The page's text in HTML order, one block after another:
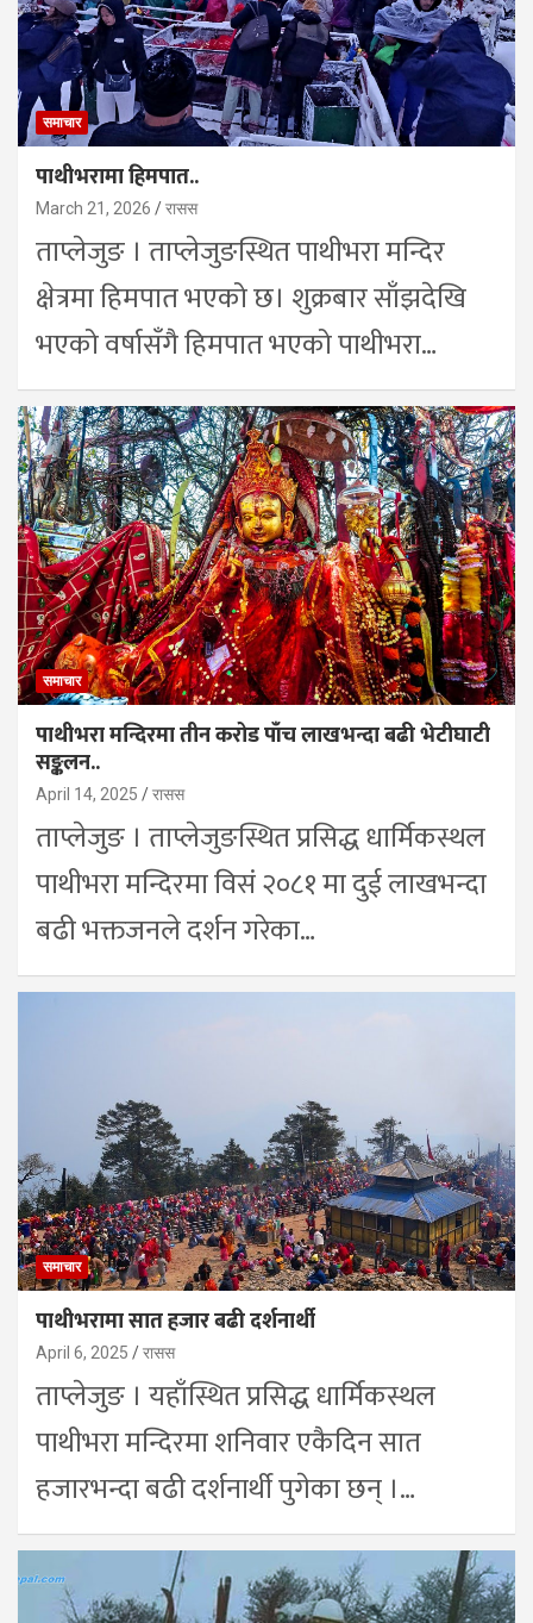
समाचार
पाथीभरामा हिमपात..
March 21, 2026 रासस
ताप्लेजुङ । ताप्लेजुङस्थित पाथीभरा मन्दिर
क्षेत्रमा हिमपात भएको छ। शुक्रबार साँझदेखि
भएको वर्षासँगै हिमपात भएको पाथीभरा…
समाचार
पाथीभरा मन्दिरमा तीन करोड पाँच लाखभन्दा बढी भेटीघाटी
सङ्कलन..
April 14, 2025 रासस
ताप्लेजुङ । ताप्लेजुङस्थित प्रसिद्ध धार्मिकस्थल
पाथीभरा मन्दिरमा विसं २०८१ मा दुई लाखभन्दा
बढी भक्तजनले दर्शन गरेका…
समाचार
पाथीभरामा सात हजार बढी दर्शनार्थी
April 6, 2025 रासस
ताप्लेजुङ । यहाँस्थित प्रसिद्ध धार्मिकस्थल
पाथीभरा मन्दिरमा शनिवार एकैदिन सात
हजारभन्दा बढी दर्शनार्थी पुगेका छन् ।…